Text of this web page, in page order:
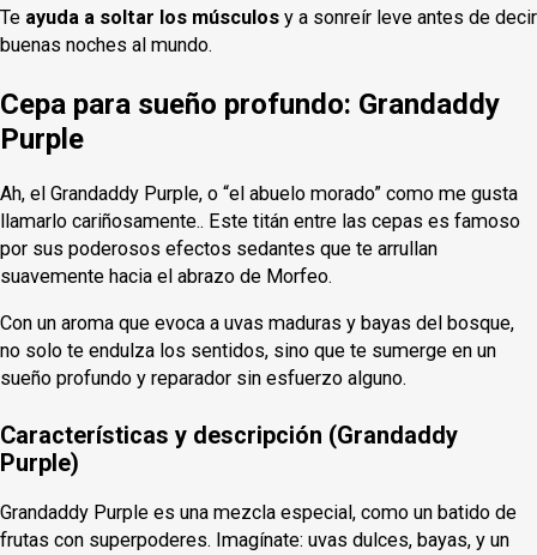
Te ayuda a soltar los músculos y a sonreír leve antes de decir
buenas noches al mundo.
Cepa para sueño profundo: Grandaddy
Purple
Ah, el Grandaddy Purple, o “el abuelo morado” como me gusta
llamarlo cariñosamente.. Este titán entre las cepas es famoso
por sus poderosos efectos sedantes que te arrullan
suavemente hacia el abrazo de Morfeo.
Con un aroma que evoca a uvas maduras y bayas del bosque,
no solo te endulza los sentidos, sino que te sumerge en un
sueño profundo y reparador sin esfuerzo alguno.
Características y descripción (Grandaddy
Purple)
Grandaddy Purple es una mezcla especial, como un batido de
frutas con superpoderes. Imagínate: uvas dulces, bayas, y un